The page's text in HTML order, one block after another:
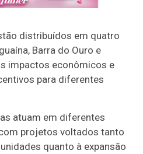
distribuídos em quatro
Barra do Ouro e
impactos econômicos e
para diferentes
atuam em diferentes
projetos voltados tanto
quanto à expansão